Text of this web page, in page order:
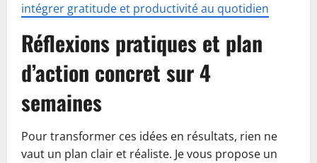
intégrer gratitude et productivité au quotidien
Réflexions pratiques et plan
d’action concret sur 4
semaines
Pour transformer ces idées en résultats, rien ne
vaut un plan clair et réaliste. Je vous propose un